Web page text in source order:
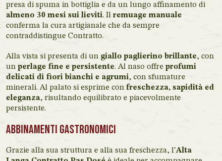
presa di spuma in bottiglia e da un lungo affinamento di
almeno 30 mesi sui lieviti. Ilremuage manuale
conferma la cura artigianale che da sempre
contraddistingue Contratto.
Alla vista si presenta di un giallo paglierino brillante, con
un perlage fine e persistente. Al naso offre profumi
delicati di fiori bianchi e agrumi, con sfumature
minerali. Al palato si esprime confreschezza, sapidità ed
eleganza, risultando equilibrato e piacevolmente
persistente.
Abbinamenti gastronomici
Grazie alla sua struttura e alla sua freschezza, l’Alta